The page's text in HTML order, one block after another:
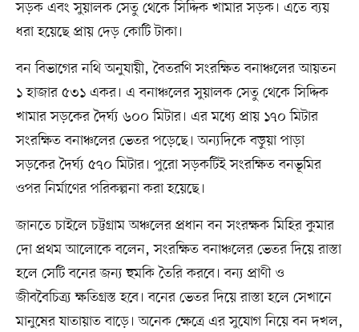
সড়ক এবং সুয়ালক সেতু থেকে সিদ্দিক খামার সড়ক। এতে ব্যয়
ধরা হয়েছে প্রায় দেড় কোটি টাকা।
বন বিভাগের নথি অনুযায়ী, বৈতরণি সংরক্ষিত বনাঞ্চলের আয়তন
১ হাজার ৫৩১ একর। এ বনাঞ্চলের সুয়ালক সেতু থেকে সিদ্দিক
খামার সড়কের দৈর্ঘ্য ৬০০ মিটার। এর মধ্যে প্রায় ১৭০ মিটার
সংরক্ষিত বনাঞ্চলের ভেতর পড়েছে। অন্যদিকে বড়ুয়া পাড়া
সড়কের দৈর্ঘ্য ৫৭০ মিটার। পুরো সড়কটিই সংরক্ষিত বনভূমির
ওপর নির্মাণের পরিকল্পনা করা হয়েছে।
জানতে চাইলে চট্টগ্রাম অঞ্চলের প্রধান বন সংরক্ষক মিহির কুমার
দো প্রথম আলোকে বলেন, সংরক্ষিত বনাঞ্চলের ভেতর দিয়ে রাস্তা
হলে সেটি বনের জন্য হুমকি তৈরি করবে। বন্য প্রাণী ও
জীববৈচিত্র্য ক্ষতিগ্রস্ত হবে। বনের ভেতর দিয়ে রাস্তা হলে সেখানে
মানুষের যাতায়াত বাড়ে। অনেক ক্ষেত্রে এর সুযোগ নিয়ে বন দখল,